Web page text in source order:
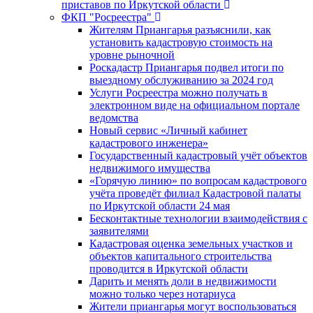
приставов по Иркутской области
ФКП "Росреестра"
Жителям Приангарья разъяснили, как
установить кадастровую стоимость на
уровне рыночной
Роскадастр Приангарья подвел итоги по
выездному обслуживанию за 2024 год
Услуги Росреестра можно получать в
электронном виде на официальном портале
ведомства
Новый сервис «Личный кабинет
кадастрового инженера»
Государственный кадастровый учёт объектов
недвижимого имущества
«Горячую линию» по вопросам кадастрового
учёта проведёт филиал Кадастровой палаты
по Иркутской области 24 мая
Бесконтактные технологии взаимодействия с
заявителями
Кадастровая оценка земельных участков и
объектов капитального строительства
проводится в Иркутской области
Дарить и менять доли в недвижимости
можно только через нотариуса
Жители приангарья могут воспользоваться